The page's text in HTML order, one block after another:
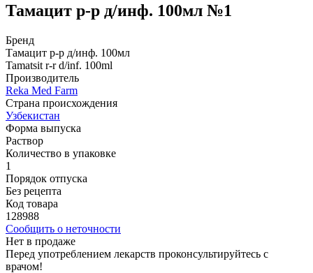
Тамацит р-р д/инф. 100мл №1
Бренд
Тамацит р-р д/инф. 100мл
Tamatsit r-r d/inf. 100ml
Производитель
Reka Med Farm
Страна происхождения
Узбекистан
Форма выпуска
Раствор
Количество в упаковке
1
Порядок отпуска
Без рецепта
Код товара
128988
Сообщить о неточности
Нет в продаже
Перед употреблением лекарств проконсультируйтесь с
врачом!